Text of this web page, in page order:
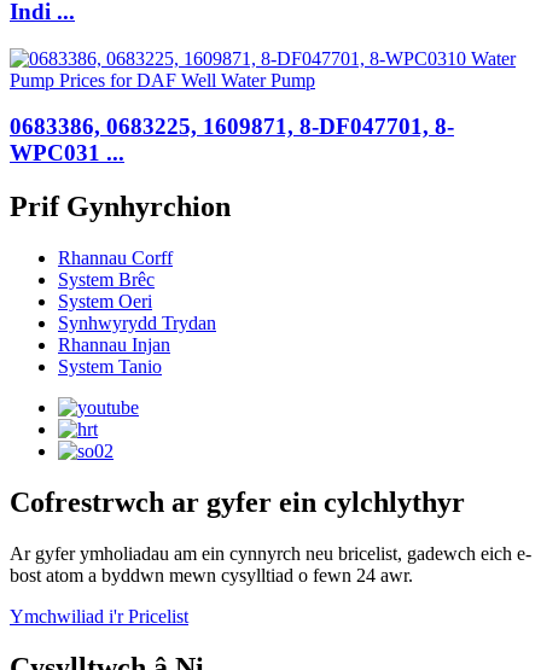
Indi ...
0683386, 0683225, 1609871, 8-DF047701, 8-
WPC031 ...
Prif Gynhyrchion
Rhannau Corff
System Brêc
System Oeri
Synhwyrydd Trydan
Rhannau Injan
System Tanio
Cofrestrwch ar gyfer ein cylchlythyr
Ar gyfer ymholiadau am ein cynnyrch neu bricelist, gadewch eich e-
bost atom a byddwn mewn cysylltiad o fewn 24 awr.
Ymchwiliad i'r Pricelist